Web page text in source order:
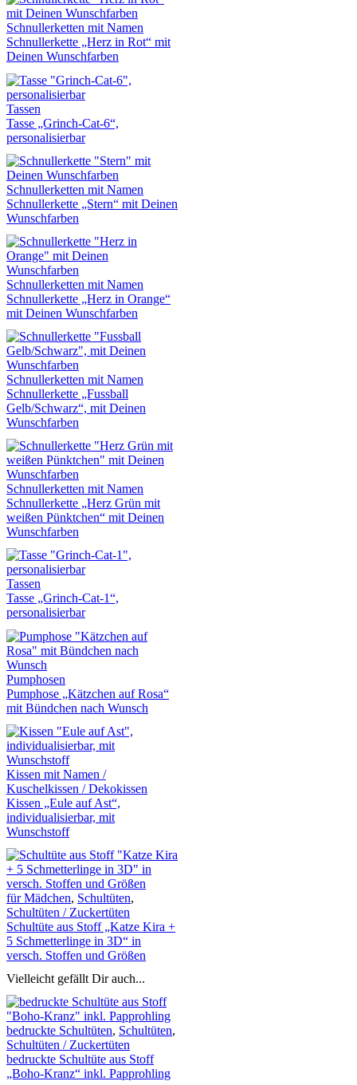
Schnullerketten mit Namen
Schnullerkette „Herz in Rot“ mit
Deinen Wunschfarben
Tassen
Tasse „Grinch-Cat-6“,
personalisierbar
Schnullerketten mit Namen
Schnullerkette „Stern“ mit Deinen
Wunschfarben
Schnullerketten mit Namen
Schnullerkette „Herz in Orange“
mit Deinen Wunschfarben
Schnullerketten mit Namen
Schnullerkette „Fussball
Gelb/Schwarz“, mit Deinen
Wunschfarben
Schnullerketten mit Namen
Schnullerkette „Herz Grün mit
weißen Pünktchen“ mit Deinen
Wunschfarben
Tassen
Tasse „Grinch-Cat-1“,
personalisierbar
Pumphosen
Pumphose „Kätzchen auf Rosa“
mit Bündchen nach Wunsch
Kissen mit Namen /
Kuschelkissen / Dekokissen
Kissen „Eule auf Ast“,
individualisierbar, mit
Wunschstoff
für Mädchen, Schultüten,
Schultüten / Zuckertüten
Schultüte aus Stoff „Katze Kira +
5 Schmetterlinge in 3D“ in
versch. Stoffen und Größen
Vielleicht gefällt Dir auch...
bedruckte Schultüten, Schultüten,
Schultüten / Zuckertüten
bedruckte Schultüte aus Stoff
„Boho-Kranz“ inkl. Papprohling